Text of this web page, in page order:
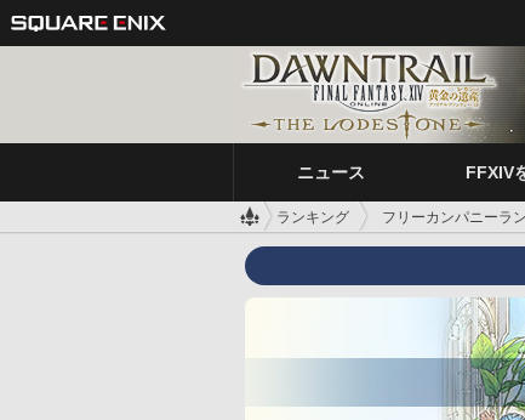
ニュース FFXIV
ランキング フリーカンパニーラ